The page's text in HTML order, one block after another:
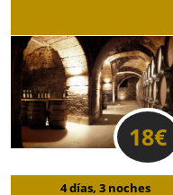
18€
4 días, 3 noches